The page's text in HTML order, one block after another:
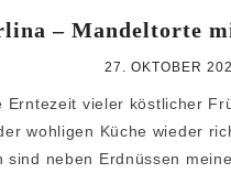
– Mandeltorte
27. OKTOBER
vieler köstlicher
wohligen Küche wieder
neben Erdnüssen